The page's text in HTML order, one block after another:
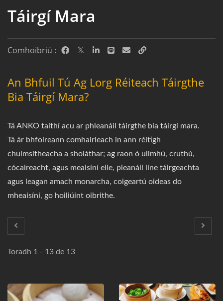
Táirgí Mara
Comhoibriú :
An Bhfuil Tú Ag Lorg Réiteach Táirgthe
Bia Táirgí Mara?
Tá ANKO taithí acu ar phleanáil táirgthe bia táirgí mara.
Tá ár bhfoireann comhairleach in ann réitigh
chuimsitheacha a sholáthar; ag raon ó ullmhú, cruthú,
cócaireacht, agus meaisíní eile, pleanáil líne táirgeachta
agus leagan amach monarcha, coigeartú oideas do
mheaisíní, go hoiliúint oibrithe.
Toradh 1 - 13 de 13